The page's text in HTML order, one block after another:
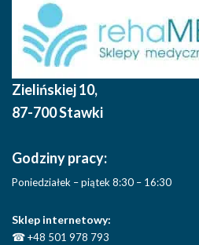
Zielińskiej 10,
87-700 Stawki
Godziny pracy:
Poniedziałek – piątek 8:30 – 16:30
Sklep internetowy:
☎+48 501 978 793